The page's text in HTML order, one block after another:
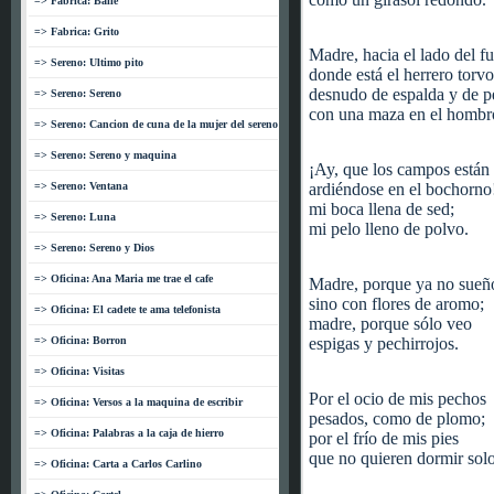
=> Fabrica: Grito
=> Sereno: Ultimo pito
=> Sereno: Sereno
=> Sereno: Cancion de cuna de la mujer del sereno
=> Sereno: Sereno y maquina
=> Sereno: Ventana
=> Sereno: Luna
=> Sereno: Sereno y Dios
=> Oficina: Ana Maria me trae el cafe
=> Oficina: El cadete te ama telefonista
=> Oficina: Borron
=> Oficina: Visitas
=> Oficina: Versos a la maquina de escribir
=> Oficina: Palabras a la caja de hierro
=> Oficina: Carta a Carlos Carlino
Madre, hacia el lado del
donde está el herrero
desnudo de espalda y de
con una maza en el
¡Ay, que los campos están
ardiéndose en el
mi boca llena de sed;
mi pelo lleno de polvo.
Madre, porque ya no
sino con flores de aromo;
madre, porque sólo veo
espigas y pechirrojos.
Por el ocio de mis pechos
pesados, como de plomo;
por el frío de mis pies
que no quieren dormir